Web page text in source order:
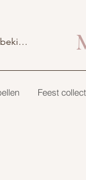
Feest
Punten bekijken